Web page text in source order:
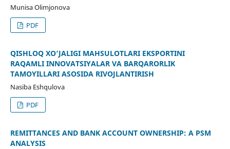
Munisa Olimjonova
PDF
QISHLOQ XO‘JALIGI MAHSULOTLARI EKSPORTINI
RAQAMLI INNOVATSIYALAR VA BARQARORLIK
TAMOYILLARI ASOSIDA RIVOJLANTIRISH
Nasiba Eshqulova
PDF
REMITTANCES AND BANK ACCOUNT OWNERSHIP: A PSM
ANALYSIS